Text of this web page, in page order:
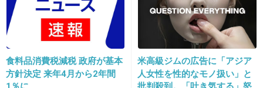
ラッパーだよ
+7 -6
26. 匿名2018/11/16(金) 11:09:36
食料品消費税減税 政府が基本
方針決定 来年4月から2年間
米高級ジムの広告に「アジア
人女性を性的なモノ扱い」と